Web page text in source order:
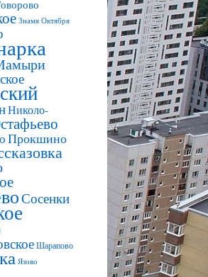
Знамя Октября
Николо-
Прокшино
Сосенки
Шарапово
Язово